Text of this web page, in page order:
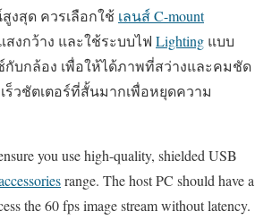
งสุด ควรเลือกใช้ เลนส์ C-mount
งกว้าง และใช้ระบบไฟ Lighting แบบ
กับกล้อง เพื่อให้ได้ภาพที่สว่างและคมชัด
วชัตเตอร์ที่สั้นมากเพื่อหยุดความ
you use high-quality, shielded USB
range. The host PC should have a
the 60 fps image stream without latency.